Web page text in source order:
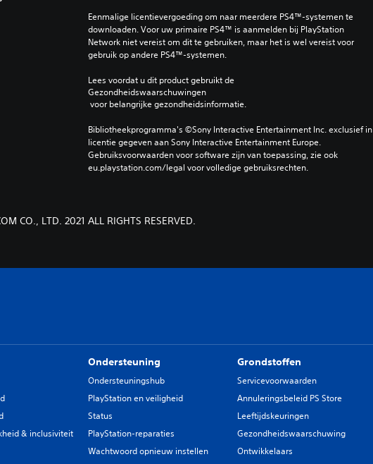
Eenmalige licentievergoeding om naar meerdere PS4™-systemen te
downloaden. Voor uw primaire PS4™ is aanmelden bij PlayStation
Network niet vereist om dit te gebruiken, maar het is wel vereist voor
gebruik op andere PS4™-systemen.
Lees voordat u dit product gebruikt de
Gezondheidswaarschuwingen
voor belangrijke gezondheidsinformatie.
Bibliotheekprogramma's ©Sony Interactive Entertainment Inc. exclusief in
licentie gegeven aan Sony Interactive Entertainment Europe.
Gebruiksvoorwaarden voor software zijn van toepassing, zie ook
eu.playstation.com/legal voor volledige gebruiksrechten.
CO., LTD. 2021 ALL RIGHTS RESERVED.
& inclusiviteit
Ondersteuning
Ondersteuningshub
PlayStation en veiligheid
Status
PlayStation-reparaties
Wachtwoord opnieuw instellen
Grondstoffen
Servicevoorwaarden
Annuleringsbeleid PS Store
Leeftijdskeuringen
Gezondheidswaarschuwing
Ontwikkelaars